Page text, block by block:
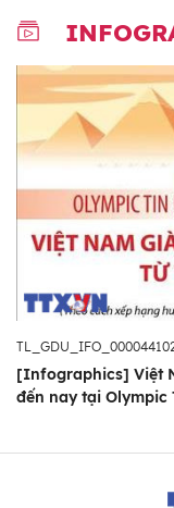
[Infographics] Việt
đến nay tại Olympic